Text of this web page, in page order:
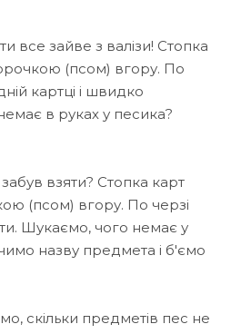
все зайве з валізи! Стопка
(псом) вгору. По
картці і швидко
в руках у песика?
взяти? Стопка карт
(псом) вгору. По черзі
Шукаємо, чого немає у
назву предмета і б'ємо
скільки предметів пес не